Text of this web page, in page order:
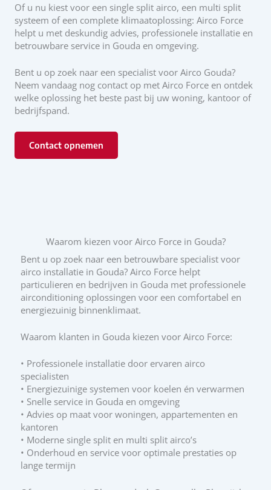
Of u nu kiest voor een single split airco, een multi split
systeem of een complete klimaatoplossing: Airco Force
helpt u met deskundig advies, professionele installatie en
betrouwbare service in Gouda en omgeving.
Bent u op zoek naar een specialist voor Airco Gouda?
Neem vandaag nog contact op met Airco Force en ontdek
welke oplossing het beste past bij uw woning, kantoor of
bedrijfspand.
Contact opnemen
Waarom kiezen voor Airco Force in Gouda?
Bent u op zoek naar een betrouwbare specialist voor
airco installatie in Gouda? Airco Force helpt
particulieren en bedrijven in Gouda met professionele
airconditioning oplossingen voor een comfortabel en
energiezuinig binnenklimaat.
Waarom klanten in Gouda kiezen voor Airco Force:
• Professionele installatie door ervaren airco
specialisten
• Energiezuinige systemen voor koelen én verwarmen
• Snelle service in Gouda en omgeving
• Advies op maat voor woningen, appartementen en
kantoren
• Moderne single split en multi split airco’s
• Onderhoud en service voor optimale prestaties op
lange termijn